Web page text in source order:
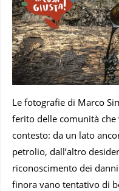
Le fotografie di Marco
ferito delle comunità
contesto: da un lato
petrolio, dall’altro
riconoscimento dei
finora vano tentativo di